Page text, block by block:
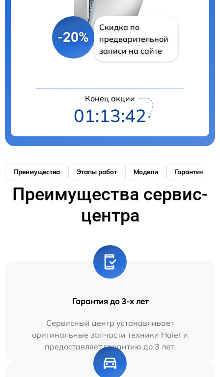
-20%
Скидка по
предварительной
записи на сайте
Конец акции
01:13:41
Преимущества Этапы работ Модели Гарантия
Преимущества сервис-
центра
Гарантия до 3-х лет
Сервисный центр устанавливает
оригинальные запчасти техники Haier и
предоставляет гарантию до 3 лет.